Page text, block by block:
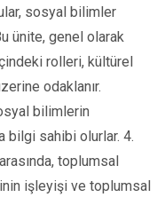
sosyal bilimler
ünite, genel olarak
rolleri, kültürel
odaklanır.
bilimlerin
bilgi sahibi olurlar. 4.
toplumsal
işleyişi ve toplumsal